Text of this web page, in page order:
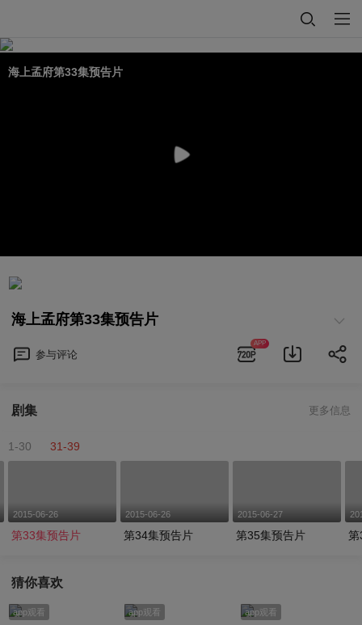
海上孟府第33集预告片
海上孟府第33集预告片
参与评论
APP
剧集 更多信息
1-30 31-39
2015-06-26
第33集预告片
2015-06-26
第34集预告片
2015-06-27
第35集预告片 第
猜你喜欢
app观看 app观看 app观看